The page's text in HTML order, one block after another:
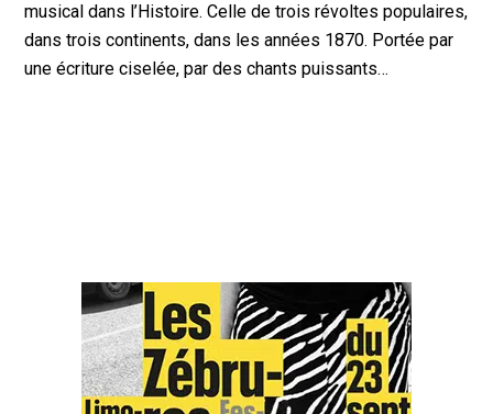
musical dans l’Histoire. Celle de trois révoltes populaires,
dans trois continents, dans les années 1870. Portée par
une écriture ciselée, par des chants puissants…